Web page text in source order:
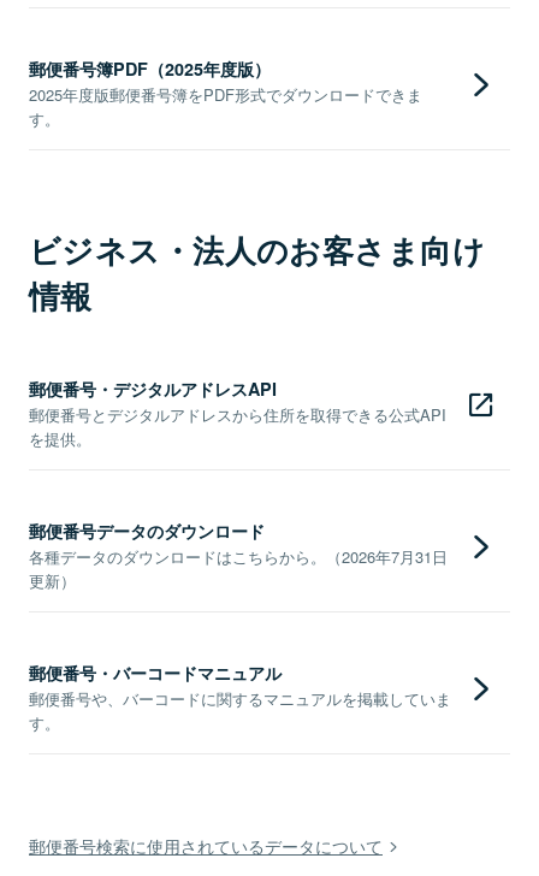
郵便番号簿PDF（2025年度版）
2025年度版郵便番号簿をPDF形式でダウンロードできま
す。
ビジネス・法人のお客さま向け
情報
郵便番号・デジタルアドレスAPI
郵便番号とデジタルアドレスから住所を取得できる公式API
を提供。
郵便番号データのダウンロード
各種データのダウンロードはこちらから。（2026年7月31日
更新）
郵便番号・バーコードマニュアル
郵便番号や、バーコードに関するマニュアルを掲載していま
す。
郵便番号検索に使用されているデータについて